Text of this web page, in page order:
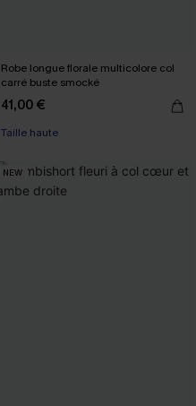
Robe longue florale multicolore col
carré buste smocké
41,00 €
Taille haute
NEW